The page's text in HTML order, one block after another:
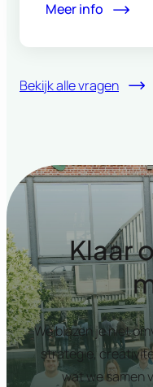
Meer info
Bekijk alle vragen
Klaar
We blazen je niet
strategie,
wat we samen